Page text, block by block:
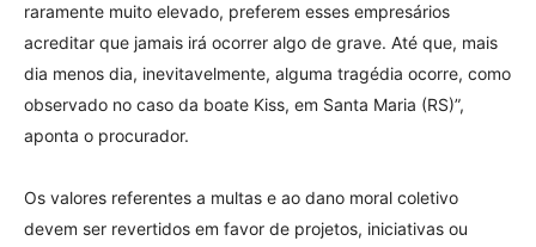
raramente muito elevado, preferem esses empresários
acreditar que jamais irá ocorrer algo de grave. Até que, mais
dia menos dia, inevitavelmente, alguma tragédia ocorre, como
observado no caso da boate Kiss, em Santa Maria (RS)”,
aponta o procurador.
Os valores referentes a multas e ao dano moral coletivo
devem ser revertidos em favor de projetos, iniciativas ou